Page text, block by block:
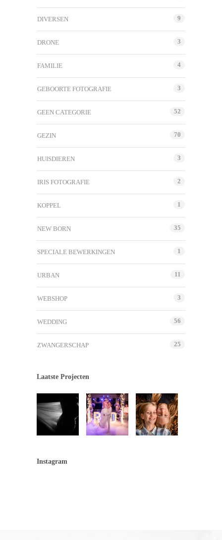
DIVERSEN 9
DRONE 3
FAMILIE 4
GEBOORTE FOTOGRAFIE 3
GEEN CATEGORIE 52
GEZIN 70
HUISDIEREN 3
IRIS FOTOGRAFIE 2
KOPPEL 1
NEW BORN 35
SPECIALE BEWERKINGEN 1
URBAN 11
WEBSHOP 3
WEDDING 56
ZWANGERSCHAP 25
Laatste Projecten
Instagram